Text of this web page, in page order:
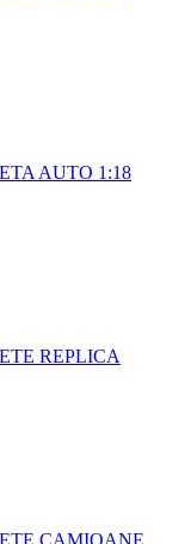
AUTO 1:18
REPLICA
CAMIOANE